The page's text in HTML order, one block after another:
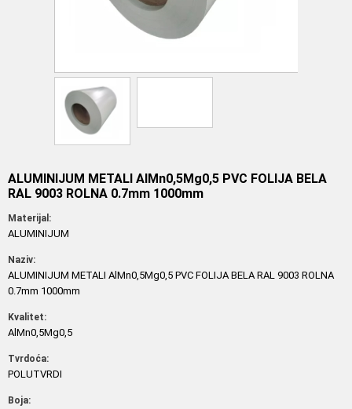
ALUMINIJUM METALI AlMn0,5Mg0,5 PVC FOLIJA BELA
RAL 9003 ROLNA 0.7mm 1000mm
Materijal:
ALUMINIJUM
Naziv:
ALUMINIJUM METALI AlMn0,5Mg0,5 PVC FOLIJA BELA RAL 9003 ROLNA
0.7mm 1000mm
Kvalitet:
AlMn0,5Mg0,5
Tvrdoća:
POLUTVRDI
Boja: